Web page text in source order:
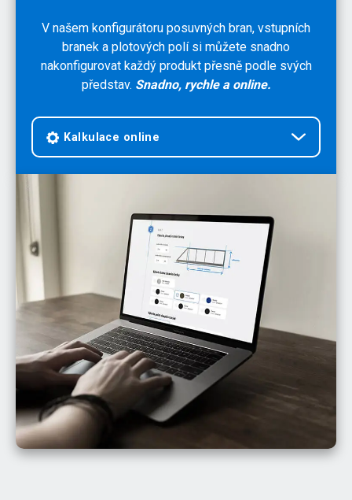
V našem konfigurátoru posuvných bran, vstupních
branek a plotových polí si můžete snadno
nakonfigurovat každý produkt přesně podle svých
představ. Snadno, rychle a online.
Kalkulace online